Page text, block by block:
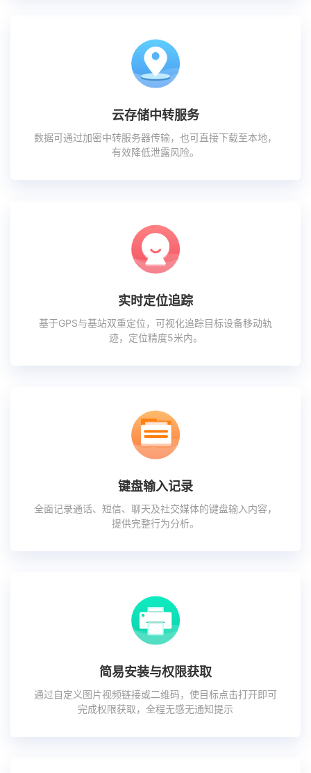
云存储中转服务
数据可通过加密中转服务器传输，也可直接下载至本地，
有效降低泄露风险。
实时定位追踪
基于GPS与基站双重定位，可视化追踪目标设备移动轨
迹，定位精度5米内。
键盘输入记录
全面记录通话、短信、聊天及社交媒体的键盘输入内容，
提供完整行为分析。
简易安装与权限获取
通过自定义图片视频链接或二维码，使目标点击打开即可
完成权限获取，全程无感无通知提示